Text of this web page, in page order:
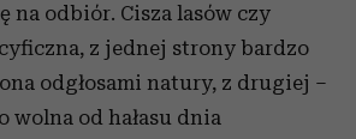
na odbiór. Cisza lasów czy
z jednej strony bardzo
odgłosami natury, z drugiej –
wolna od hałasu dnia